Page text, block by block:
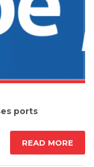
ports
READ MORE